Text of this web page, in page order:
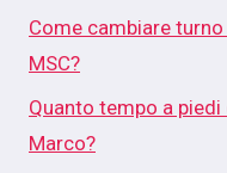
Come cambiare
MSC?
Quanto tempo a piedi
Marco?